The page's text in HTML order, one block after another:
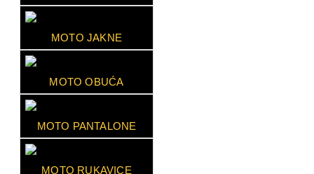
MOTO JAKNE
MOTO OBUĆA
MOTO PANTALONE
MOTO RUKAVICE